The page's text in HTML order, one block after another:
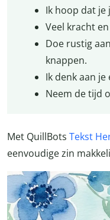
Ik hoop dat je
Veel kracht
Doe rustig
knappen.
Ik denk aan
Neem de tijd
Met QuillBots Tekst
eenvoudige zin